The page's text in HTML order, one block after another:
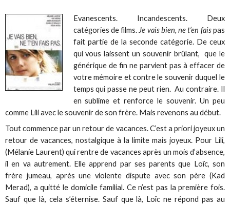
Evanescents. Incandescents. Deux
catégories de films. Je vais bien, ne t’en faispas
fait partie de la seconde catégorie. De ceux
qui vous laissent un souvenir brûlant, que le
générique de fin ne parvient pas à effacer de
votre mémoire et contre le souvenir duquel le
temps qui passe ne peut rien. Au contraire. Il
en sublime et renforce le souvenir. Un peu
comme Lili avec le souvenir de son frère. Mais revenons au début.
Tout commence par un retour de vacances. C’est a priori joyeux un
retour de vacances, nostalgique à la limite mais joyeux. Pour Lili,
(Mélanie Laurent) qui rentre de vacances après un mois d’absence,
il en va autrement. Elle apprend par ses parents que Loïc, son
frère jumeau, après une violente dispute avec son père (Kad
Merad), a quitté le domicile familial. Ce n’est pas la première fois.
Sauf que là, cela s’éternise. Sauf que là, Loïc ne répond pas au